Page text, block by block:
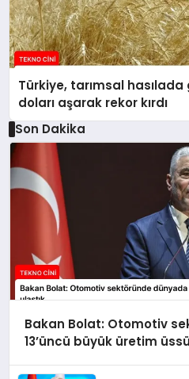
Türkiye, tarımsal hasılada
doları aşarak rekor kırdı
Son Dakika
Bakan Bolat: Otomotiv
13’üncü büyük üretim